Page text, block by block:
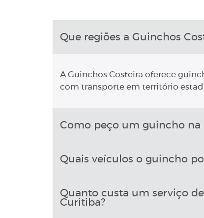
Que regiões a Guinchos
A Guinchos Costeira oferece
com transporte em território
Como peço um guincho na
Quais veículos o guincho
Quanto custa um serviço
Curitiba?